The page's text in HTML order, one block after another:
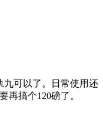
九可以了。日常使用还
再搞个120磅了。